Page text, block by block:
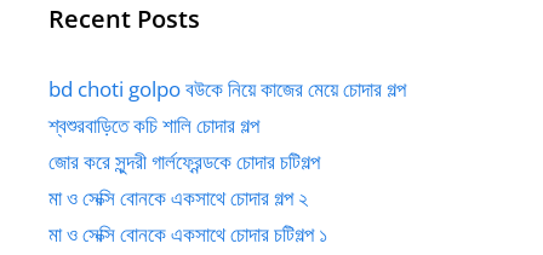
Recent Posts
bd choti golpo বউকে নিয়ে কাজের মেয়ে চোদার গল্প
শ্বশুরবাড়িতে কচি শালি চোদার গল্প
জোর করে সুন্দরী গার্লফ্রেন্ডকে চোদার চটিগল্প
মা ও সেক্সি বোনকে একসাথে চোদার গল্প ২
মা ও সেক্সি বোনকে একসাথে চোদার চটিগল্প ১